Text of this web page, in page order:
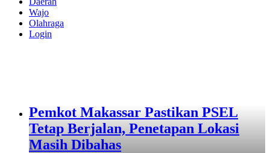
Wajo
Olahraga
Login
Pemkot Makassar Pastikan PSEL
Tetap Berjalan, Penetapan Lokasi
Masih Dibahas